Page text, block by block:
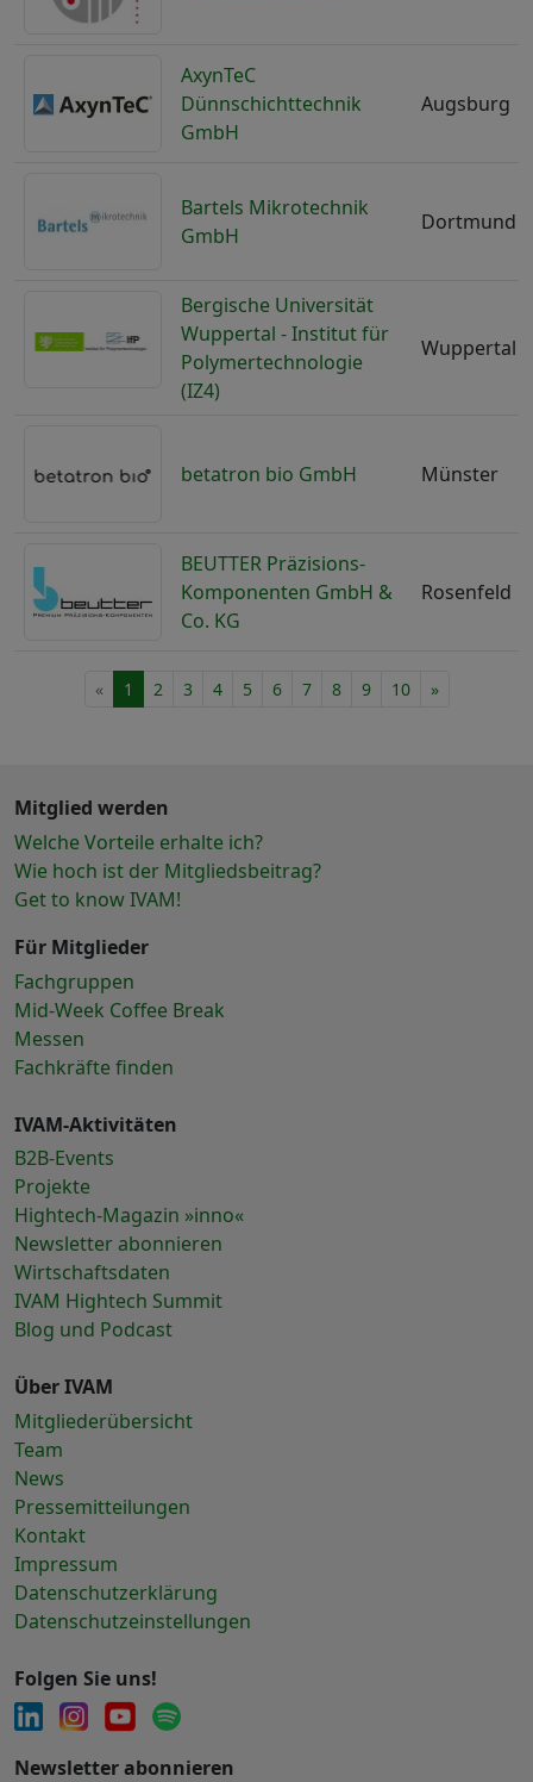
AxynTeC
Dünnschichttechnik
GmbH
Augsburg
Bartels Mikrotechnik
GmbH
Dortmund
Bergische Universität
Wuppertal - Institut für
Polymertechnologie
(IZ4)
Wuppertal
betatron bio GmbH Münster
BEUTTER Präzisions-
Komponenten GmbH &
Co. KG
Rosenfeld
« 1 2 3 4 5 6 7 8 9 10 »
Mitglied werden
Welche Vorteile erhalte ich?
Wie hoch ist der Mitgliedsbeitrag?
Get to know IVAM!
Für Mitglieder
Fachgruppen
Mid-Week Coffee Break
Messen
Fachkräfte finden
IVAM-Aktivitäten
B2B-Events
Projekte
Hightech-Magazin »inno«
Newsletter abonnieren
Wirtschaftsdaten
IVAM Hightech Summit
Blog und Podcast
Über IVAM
Mitgliederübersicht
Team
News
Pressemitteilungen
Kontakt
Impressum
Datenschutzerklärung
Datenschutzeinstellungen
Folgen Sie uns!
Newsletter abonnieren